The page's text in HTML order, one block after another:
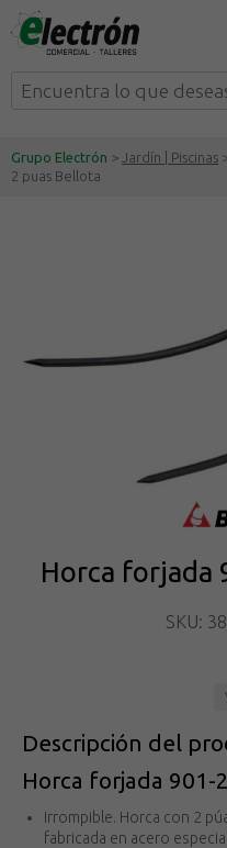
Grupo Electrón > Jardín | Piscinas
2 puas Bellota
Horca forjada
SKU:
Descripción del
Horca forjada 901-
Irrompible. Horca con 2
fabricada en acero